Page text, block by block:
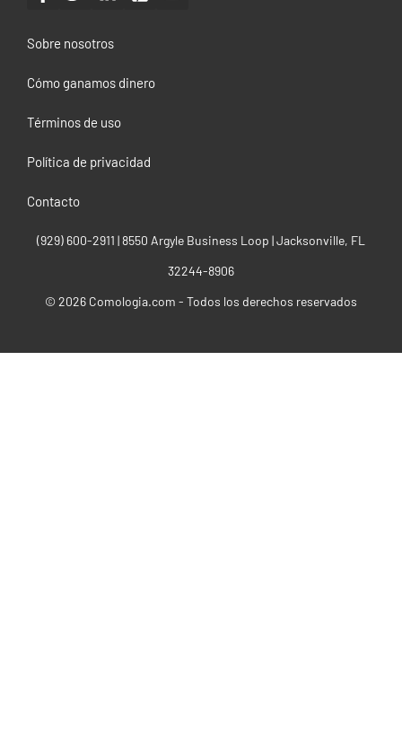
Sobre nosotros
Cómo ganamos dinero
Términos de uso
Política de privacidad
Contacto
(929) 600-2911‬ | 8550 Argyle Business Loop | Jacksonville, FL
32244-8906
© 2026 Comologia.com - Todos los derechos reservados